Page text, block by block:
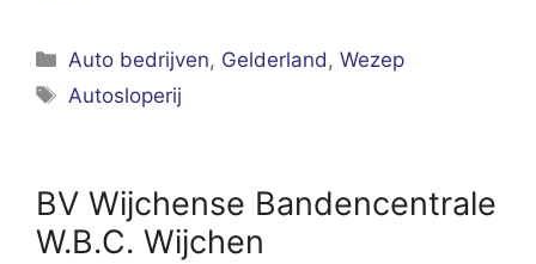
Categorieën
Auto bedrijven, Gelderland,Wezep
Tags
Autosloperij
BV Wijchense Bandencentrale
W.B.C. Wijchen